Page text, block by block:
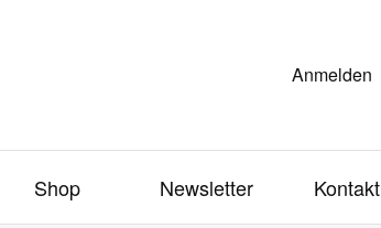
Anmelden
Shop Newsletter Kontakt